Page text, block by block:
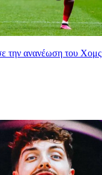
την ανανέωση του Χομς